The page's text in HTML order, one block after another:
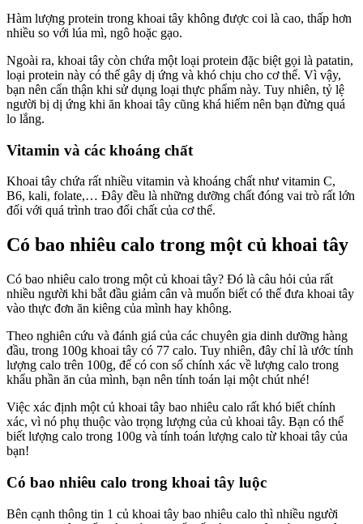
Hàm lượng protein trong khoai tây không được coi là cao, thấp hơn
nhiều so với lúa mì, ngô hoặc gạo.
Ngoài ra, khoai tây còn chứa một loại protein đặc biệt gọi là patatin,
loại protein này có thể gây dị ứng và khó chịu cho cơ thể. Vì vậy,
bạn nên cẩn thận khi sử dụng loại thực phẩm này. Tuy nhiên, tỷ lệ
người bị dị ứng khi ăn khoai tây cũng khá hiếm nên bạn đừng quá
lo lắng.
Vitamin và các khoáng chất
Khoai tây chứa rất nhiều vitamin và khoáng chất như vitamin C,
B6, kali, folate,… Đây đều là những dưỡng chất đóng vai trò rất lớn
đối với quá trình trao đổi chất của cơ thể.
Có bao nhiêu calo trong một củ khoai tây
Có bao nhiêu calo trong một củ khoai tây? Đó là câu hỏi của rất
nhiều người khi bắt đầu giảm cân và muốn biết có thể đưa khoai tây
vào thực đơn ăn kiêng của mình hay không.
Theo nghiên cứu và đánh giá của các chuyên gia dinh dưỡng hàng
đầu, trong 100g khoai tây có 77 calo. Tuy nhiên, đây chỉ là ước tính
lượng calo trên 100g, để có con số chính xác về lượng calo trong
khẩu phần ăn của mình, bạn nên tính toán lại một chút nhé!
Việc xác định một củ khoai tây bao nhiêu calo rất khó biết chính
xác, vì nó phụ thuộc vào trọng lượng của củ khoai tây. Bạn có thể
biết lượng calo trong 100g và tính toán lượng calo từ khoai tây của
bạn!
Có bao nhiêu calo trong khoai tây luộc
Bên cạnh thông tin 1 củ khoai tây bao nhiêu calo thì nhiều người